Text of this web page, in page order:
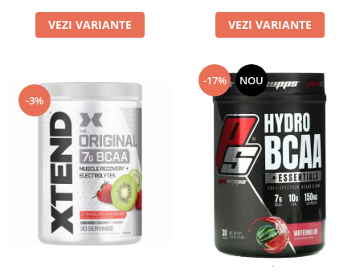
Raw Nutrition
REDCON1
Rich Piana 5% Nutrition
RIPT
Scivation
Skill Nutrition
Smart Shake
Swanson
Under Armour
Universal
VEZI VARIANTE VEZI VARIANTE
-3%
-17% NOU